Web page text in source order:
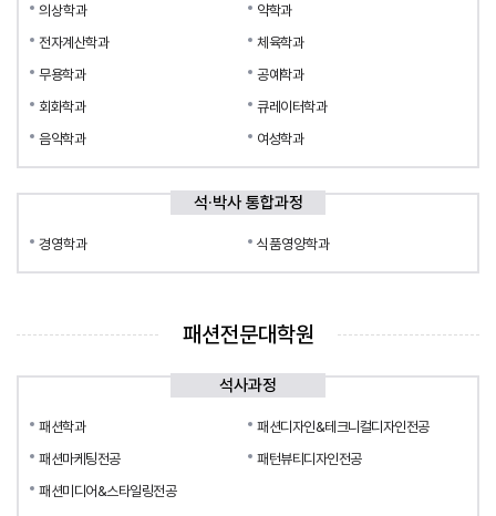
의상학과
약학과
전자계산학과
체육학과
무용학과
공예학과
회화학과
큐레이터학과
음악학과
여성학과
석·박사 통합과정
경영학과 식품영양학과
패션전문대학원
석사과정
패션학과
패션디자인&테크니컬디자인전공
패션마케팅전공
패턴뷰티디자인전공
패션미디어&스타일링전공